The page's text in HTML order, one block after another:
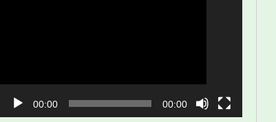
00:00 16:43